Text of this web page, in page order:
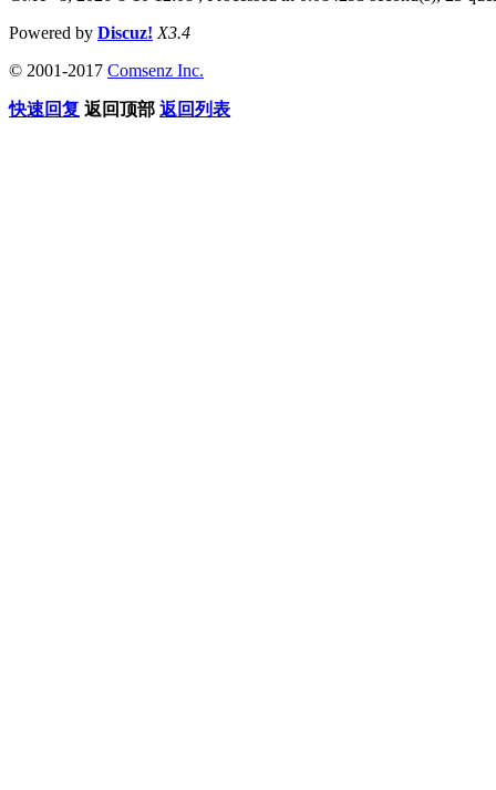
Powered by Discuz! X3.4
© 2001-2017 Comsenz Inc.
快速回复 返回顶部 返回列表